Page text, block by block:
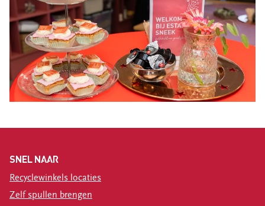
SNEL NAAR
Recyclewinkels locaties
Zelf spullen brengen